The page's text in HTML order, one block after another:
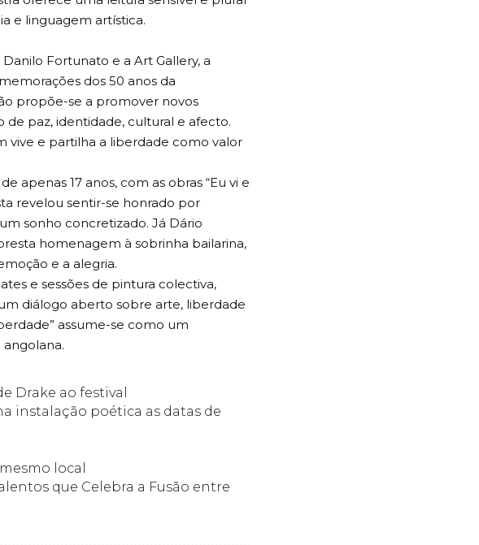
e linguagem artística.
Fortunato e a Art Gallery, a
dos 50 anos da
propõe-se a promover novos
paz, identidade, cultural e afecto.
vive e partilha a liberdade como valor
apenas 17 anos, com as obras “Eu vi e
revelou sentir-se honrado por
sonho concretizado. Já Dário
homenagem à sobrinha bailarina,
e a alegria.
e sessões de pintura colectiva,
diálogo aberto sobre arte, liberdade
assume-se como um
Drake ao festival
instalação poética as datas de
local
que Celebra a Fusão entre